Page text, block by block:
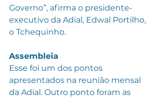
Governo”, afirma o presidente-
executivo da Adial, Edwal Portilho,
o Tchequinho.
Assembleia
Esse foi um dos pontos
apresentados na reunião mensal
da Adial. Outro ponto foram as